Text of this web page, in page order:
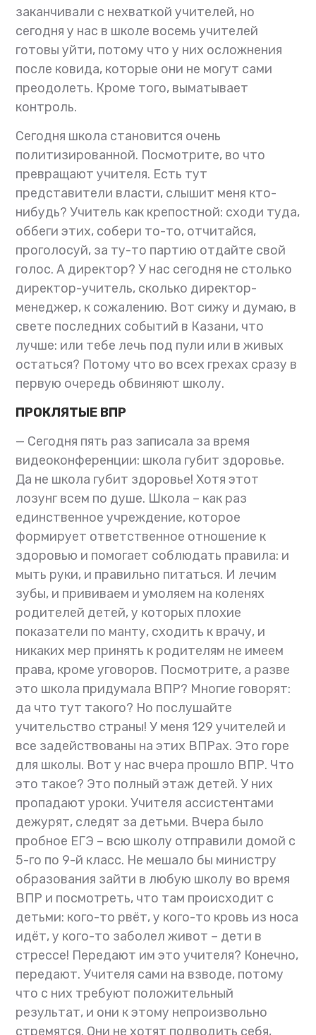
заканчивали с нехваткой учителей, но
сегодня у нас в школе восемь учителей
готовы уйти, потому что у них осложнения
после ковида, которые они не могут сами
преодолеть. Кроме того, выматывает
контроль.
Сегодня школа становится очень
политизированной. Посмотрите, во что
превращают учителя. Есть тут
представители власти, слышит меня кто-
нибудь? Учитель как крепостной: сходи туда,
оббеги этих, собери то-то, отчитайся,
проголосуй, за ту-то партию отдайте свой
голос. А директор? У нас сегодня не столько
директор-учитель, сколько директор-
менеджер, к сожалению. Вот сижу и думаю, в
свете последних событий в Казани, что
лучше: или тебе лечь под пули или в живых
остаться? Потому что во всех грехах сразу в
первую очередь обвиняют школу.
ПРОКЛЯТЫЕ ВПР
— Сегодня пять раз записала за время
видеоконференции: школа губит здоровье.
Да не школа губит здоровье! Хотя этот
лозунг всем по душе. Школа – как раз
единственное учреждение, которое
формирует ответственное отношение к
здоровью и помогает соблюдать правила: и
мыть руки, и правильно питаться. И лечим
зубы, и прививаем и умоляем на коленях
родителей детей, у которых плохие
показатели по манту, сходить к врачу, и
никаких мер принять к родителям не имеем
права, кроме уговоров. Посмотрите, а разве
это школа придумала ВПР? Многие говорят:
да что тут такого? Но послушайте
учительство страны! У меня 129 учителей и
все задействованы на этих ВПРах. Это горе
для школы. Вот у нас вчера прошло ВПР. Что
это такое? Это полный этаж детей. У них
пропадают уроки. Учителя ассистентами
дежурят, следят за детьми. Вчера было
пробное ЕГЭ – всю школу отправили домой с
5-го по 9-й класс. Не мешало бы министру
образования зайти в любую школу во время
ВПР и посмотреть, что там происходит с
детьми: кого-то рвёт, у кого-то кровь из носа
идёт, у кого-то заболел живот – дети в
стрессе! Передают им это учителя? Конечно,
передают. Учителя сами на взводе, потому
что с них требуют положительный
результат, и они к этому непроизвольно
стремятся. Они не хотят подводить себя,